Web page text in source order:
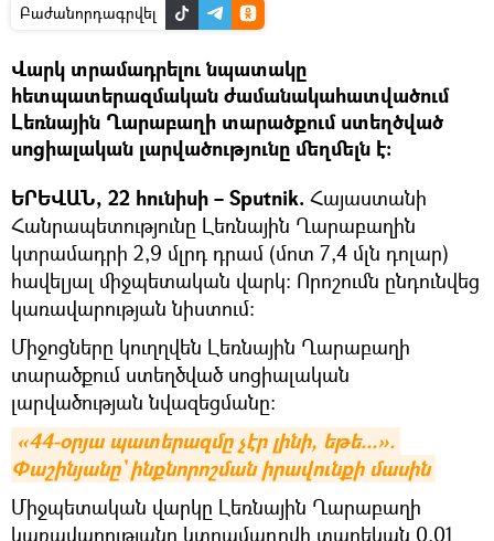
Բաժանորդագրվել
Վարկ տրամադրելու նպատակը
հետպատերազմական ժամանակահատվածում
Լեռնային Ղարաբաղի տարածքում ստեղծված
սոցիալական լարվածությունը մեղմելն է։
ԵՐԵՎԱՆ, 22 հունիսի – Sputnik. Հայաստանի
Հանրապետությունը Լեռնային Ղարաբաղին
կտրամադրի 2,9 մլրդ դրամ (մոտ 7,4 մլն դոլար)
հավելյալ միջպետական վարկ։ Որոշումն ընդունվեց
կառավարության նիստում։
Միջոցները կուղղվեն Լեռնային Ղարաբաղի
տարածքում ստեղծված սոցիալական
լարվածության նվազեցմանը։
«44-օրյա պատերազմը չէր լինի, եթե...».
Փաշինյանը` ինքնորոշման իրավունքի մասին
Միջպետա­կան վարկը Լեռնային Ղարաբաղի
կառավարությանը կտրամադրվի տարեկան 0,01